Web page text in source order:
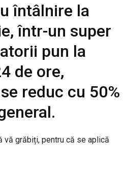
întâlnire la
într-un super
pun la
de ore,
reduc cu 50%
vă grăbiți, pentru că se aplică